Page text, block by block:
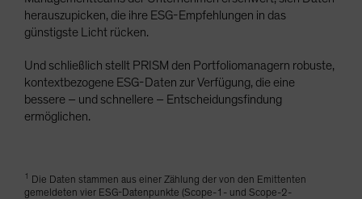
herauszupicken, die ihre ESG-Empfehlungen in das
günstigste Licht rücken.
Und schließlich stellt PRISM den Portfoliomanagern robuste,
kontextbezogene ESG-Daten zur Verfügung, die eine
bessere – und schnellere – Entscheidungsfindung
ermöglichen.
1
Die Daten stammen aus einer Zählung der von den Emittenten
gemeldeten vier ESG-Datenpunkte (Scope-1- und Scope-2-